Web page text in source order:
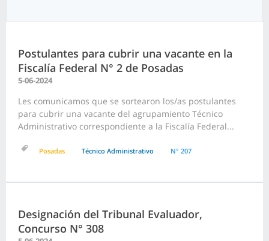
Postulantes para cubrir una vacante en la
Fiscalía Federal N° 2 de Posadas
5-06-2024
Les comunicamos que se sortearon los/as postulantes
para cubrir una vacante del agrupamiento Técnico
Administrativo correspondiente a la Fiscalía Federal...
Posadas Técnico Administrativo N° 207
Designación del Tribunal Evaluador,
Concurso N° 308